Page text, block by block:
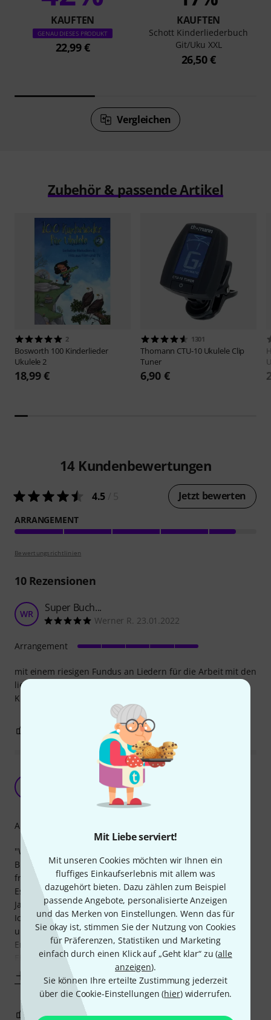
Mit Liebe serviert!
Mit unseren Cookies möchten wir Ihnen ein
fluffiges Einkaufserlebnis mit allem was
dazugehört bieten. Dazu zählen zum Beispiel
passende Angebote, personalisierte Anzeigen
und das Merken von Einstellungen. Wenn das für
Sie okay ist, stimmen Sie der Nutzung von Cookies
für Präferenzen, Statistiken und Marketing
einfach durch einen Klick auf „Geht klar“ zu (alle
anzeigen).
Sie können Ihre erteilte Zustimmung jederzeit
über die Cookie-Einstellungen (hier) widerrufen.
KAUFTEN
GENAU DIESES PRODUKT
22,99 €
KAUFTEN
Schott Kinderliederbuch
Git/Uku XXL
26,50 €
Vergleichen
Zubehör & passende Artikel
2
Bosworth 100 Kinderlieder
Ukulele 2
18,99 €
1301
Thomann CTU-10 Ukulele Clip
Tuner
6,90 €
14 Kundenbewertungen
4.5 Jetzt bewerten
ARRANGEMENT
Bewertungsrichtlinien
10Rezensionen
WR Super Buch...
Werner R. 23.01.2022
mit einem riesigen Fundus an Liedern für die Arbeit mit den
lieben Kleinen. Ich nutze es als Unterrichtsmaterial für
Kinder ab sechs Jahren.
Arrangement
BEWERTUNG MELDEN
Alles drin, was man braucht, Mini-Abzug im
Jensinger 07.01.2018
"Wer kauft sich denn im Jahre 2017 a.D. noch ein echtes
Buch aus Papier?" dürfte sich so mancher (zu Recht?)
fragen.
Es gibt doch das Internet.
Jaaaaa, schon richtig, aber hier ist bereits alles zusammen.
Ich spare mir die Sucherei, Layouterei, Druckerei, Binderei
und somit massig Stress.
Ergebnis:
Ein Buch, das reichlich passende Titel für
Mehr anzeigen
Arrangement
0 BEWERTUNG MELDEN